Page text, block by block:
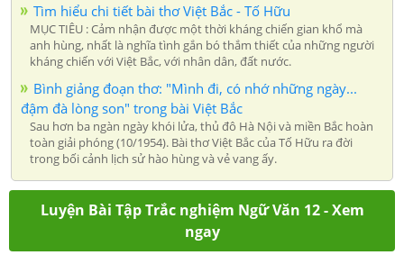
Tìm hiểu chi tiết bài thơ Việt Bắc - Tố Hữu
MỤC TIÊU : Cảm nhận được một thời kháng chiến gian khổ mà
anh hùng, nhất là nghĩa tình gắn bó thắm thiết của những người
kháng chiến với Việt Bắc, với nhân dân, đất nước.
Bình giảng đoạn thơ: "Mình đi, có nhớ những ngày...
đậm đà lòng son" trong bài Việt Bắc
Sau hơn ba ngàn ngày khói lửa, thủ đô Hà Nội và miền Bắc hoàn
toàn giải phóng (10/1954). Bài thơ Việt Bắc của Tố Hữu ra đời
trong bối cảnh lịch sử hào hùng và vẻ vang ấy.
Luyện Bài Tập Trắc nghiệm Ngữ Văn 12 - Xem
ngay